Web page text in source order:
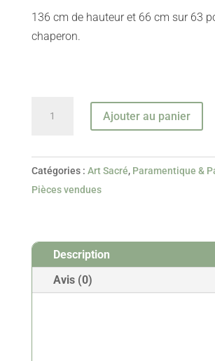
136 cm de hauteur et 66 cm sur 63
chaperon.
-
Ajouter au panier
Catégories : Art Sacré, Paramentique &
Pièces vendues
Description
Avis (0)